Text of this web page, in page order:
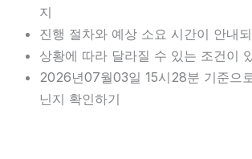
지
진행 절차와 예상 소요 시간이 안내
상황에 따라 달라질 수 있는 조건이
2026년07월03일 15시28분 기준으
닌지 확인하기